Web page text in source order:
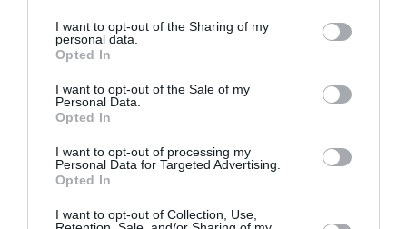
I want to opt-out of the Sharing of my
personal data.
Opted In
I want to opt-out of the Sale of my
Personal Data.
Opted In
I want to opt-out of processing my
Personal Data for Targeted Advertising.
Opted In
I want to opt-out of Collection, Use,
sous cutanée, dans la cuisse, le bras ou le ventre.
Nous espérons que Sayana press aura une valeur
ajoutée et augmentera l’accès et l’utilisation de la
contraception dans ces pays. Nous avons beaucoup
d’espoir dans ce produit à cause de sa facilité
d’utilisation. C’est l’innovation technologique en